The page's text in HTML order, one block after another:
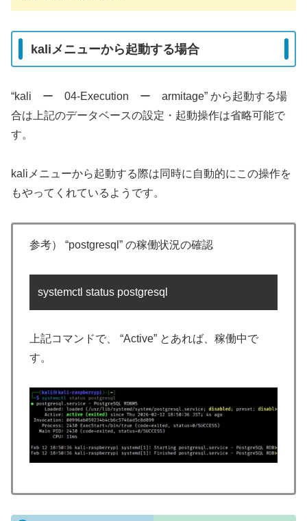
kaliメニューから起動する場合
“kali ー 04-Execution ー armitage” から起動する場
合は上記のデータベースの設定・起動操作は省略可能で
す。
kaliメニューから起動する際は同時に自動的にこの操作を
もやってくれているようです。
参考） “postgresql” の稼働状況の確認
systemctl status postgresql
上記コマンドで、 “Active” とあれば、稼働中で
す。